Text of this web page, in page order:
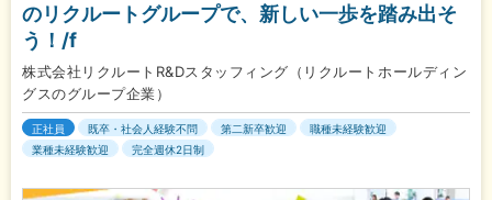
のリクルートグループで、新しい一歩を踏み出そ
う！/f
株式会社リクルートR&Dスタッフィング（リクルートホールディン
グスのグループ企業）
正社員 既卒・社会人経験不問 第二新卒歓迎
職種未経験歓迎
業種未経験歓迎
完全週休2日制